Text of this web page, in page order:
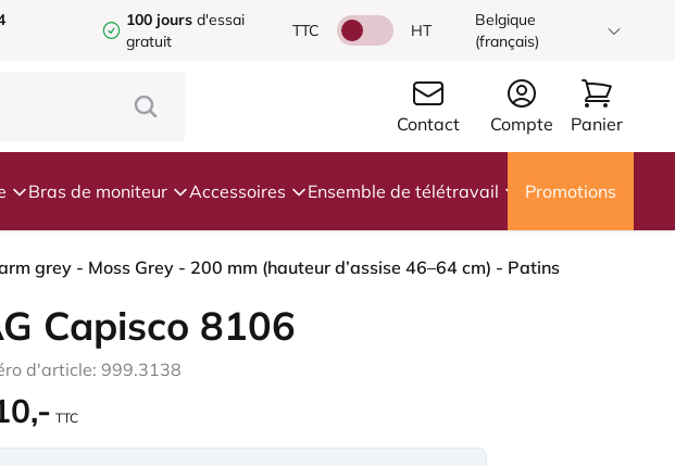
100 jours d'essai
gratuit
TTC HT
Belgique
(français)
Contact Compte Panier
Bras de moniteur Accessoires Ensemble de télétravail Promotions
grey - Moss Grey - 200 mm (hauteur d’assise 46–64 cm) - Patins
Capisco 8106
d'article: 999.3138
TTC